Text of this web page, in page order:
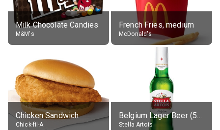
Milk Chocolate Candies
M&M's
French Fries, medium
McDonald's
Chicken Sandwich
Chick-fil-A
Belgium Lager Beer (5% alc.)
Stella Artois